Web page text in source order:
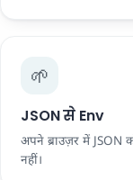
🌱
JSON से Env
अपने ब्राउज़र में JSON
नहीं।